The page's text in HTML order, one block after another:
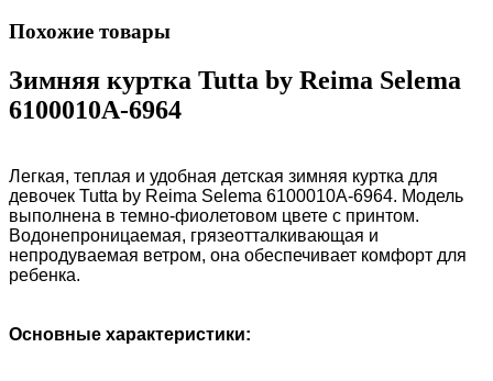
Похожие товары
Зимняя куртка Tutta by Reima Selema
6100010A-6964
Легкая, теплая и удобная детская зимняя куртка для
девочек Tutta by Reima Selema 6100010A-6964. Модель
выполнена в темно-фиолетовом цвете с принтом.
Водонепроницаемая, грязеотталкивающая и
непродуваемая ветром, она обеспечивает комфорт для
ребенка.
Основные характеристики: